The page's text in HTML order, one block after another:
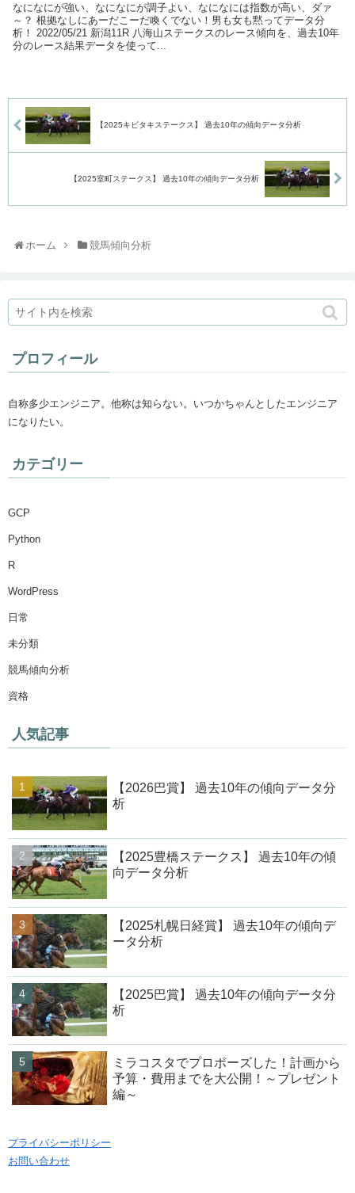
なになにが強い、なになにが調子よい、なになには指数が高い、ダァ
～？ 根拠なしにあーだこーだ喚くでない！男も女も黙ってデータ分
析！ 2022/05/21 新潟11R 八海山ステークスのレース傾向を、過去10年
分のレース結果データを使って...
【2025キビタキステークス】 過去10年の傾向データ分析
【2025室町ステークス】 過去10年の傾向データ分析
ホーム 競馬傾向分析
プロフィール
自称多少エンジニア。他称は知らない。いつかちゃんとしたエンジニア
になりたい。
カテゴリー
GCP
Python
R
WordPress
日常
未分類
競馬傾向分析
資格
人気記事
【2026巴賞】 過去10年の傾向データ分
析
【2025豊橋ステークス】 過去10年の傾
向データ分析
【2025札幌日経賞】 過去10年の傾向デ
ータ分析
【2025巴賞】 過去10年の傾向データ分
析
ミラコスタでプロポーズした！計画から
予算・費用までを大公開！～プレゼント
編～
プライバシーポリシー
お問い合わせ